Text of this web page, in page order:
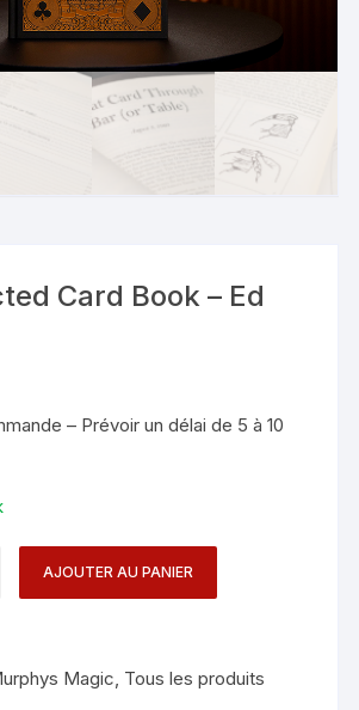
Card Book – Ed
– Prévoir un délai de 5 à 10
AJOUTER AU PANIER
Magic, Tous les produits